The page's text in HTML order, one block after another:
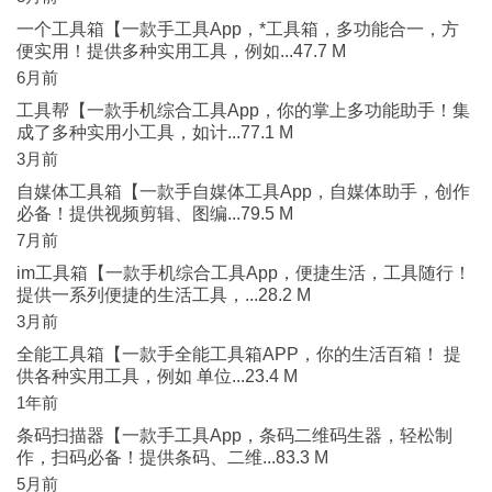
一个工具箱【一款手工具App，*工具箱，多功能合一，方
便实用！提供多种实用工具，例如...47.7 M
6月前
工具帮【一款手机综合工具App，你的掌上多功能助手！集
成了多种实用小工具，如计...77.1 M
3月前
自媒体工具箱【一款手自媒体工具App，自媒体助手，创作
必备！提供视频剪辑、图编...79.5 M
7月前
im工具箱【一款手机综合工具App，便捷生活，工具随行！
提供一系列便捷的生活工具，...28.2 M
3月前
全能工具箱【一款手全能工具箱APP，你的生活百箱！ 提
供各种实用工具，例如 单位...23.4 M
1年前
条码扫描器【一款手工具App，条码二维码生器，轻松制
作，扫码必备！提供条码、二维...83.3 M
5月前